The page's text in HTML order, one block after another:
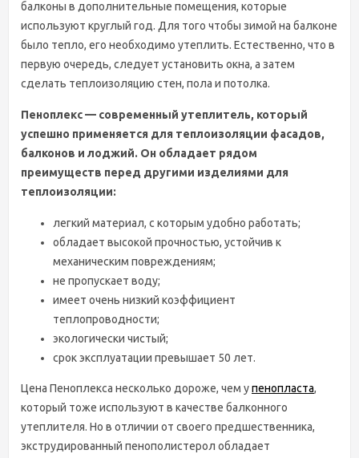
балконы в дополнительные помещения, которые
используют круглый год. Для того чтобы зимой на балконе
было тепло, его необходимо утеплить. Естественно, что в
первую очередь, следует установить окна, а затем
сделать теплоизоляцию стен, пола и потолка.
Пеноплекс — современный утеплитель, который
успешно применяется для теплоизоляции фасадов,
балконов и лоджий. Он обладает рядом
преимуществ перед другими изделиями для
теплоизоляции:
легкий материал, с которым удобно работать;
обладает высокой прочностью, устойчив к
механическим повреждениям;
не пропускает воду;
имеет очень низкий коэффициент
теплопроводности;
экологически чистый;
срок эксплуатации превышает 50 лет.
Цена Пеноплекса несколько дороже, чем упенопласта,
который тоже используют в качестве балконного
утеплителя. Но в отличии от своего предшественника,
экструдированный пенополистерол обладает